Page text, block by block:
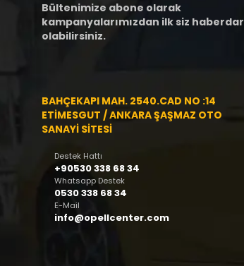
Bültenimize abone olarak
kampanyalarımızdan ilk siz haberdar
olabilirsiniz.
BAHÇEKAPI MAH. 2540.CAD NO :14
ETİMESGUT / ANKARA ŞAŞMAZ OTO
SANAYİ SİTESİ
Destek Hattı
+90530 338 68 34
Whatsapp Destek
0530 338 68 34
E-Mail
info@opellcenter.com